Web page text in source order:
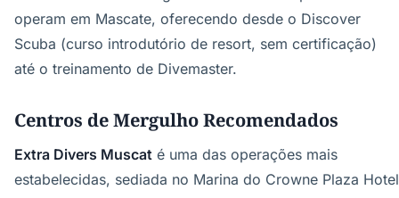
operam em Mascate, oferecendo desde o Discover
Scuba (curso introdutório de resort, sem certificação)
até o treinamento de Divemaster.
Centros de Mergulho Recomendados
Extra Divers Muscat é uma das operações mais
estabelecidas, sediada no Marina do Crowne Plaza Hotel